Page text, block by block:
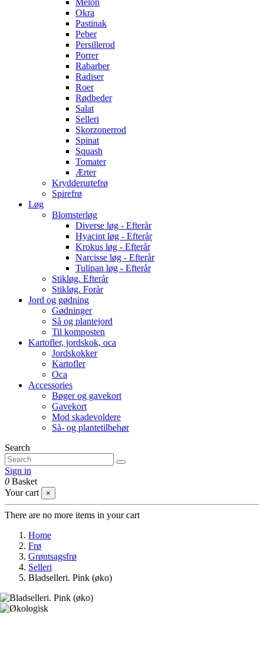
Melon
Okra
Pastinak
Peber
Persillerod
Porrer
Rabarber
Radiser
Roer
Rødbeder
Salat
Selleri
Skorzonerrod
Spinat
Squash
Tomater
Ærter
Krydderurtefrø
Spirefrø
Løg
Blomsterløg
Diverse løg - Efterår
Hyacint løg - Efterår
Krokus løg - Efterår
Narcisse løg - Efterår
Tulipan løg - Efterår
Stikløg. Efterår
Stikløg. Forår
Jord og gødning
Gødninger
Så og plantejord
Til komposten
Kartofler, jordskok, oca
Jordskokker
Kartofler
Oca
Accessories
Bøger og gavekort
Gavekort
Mod skadevoldere
Så- og plantetilbehør
Search
Sign in
0 Basket
Your cart
×
There are no more items in your cart
Home
Frø
Grøntsagsfrø
Selleri
Bladselleri. Pink (øko)